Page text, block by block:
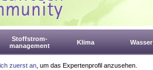
Stoffstrom-
management
Klima Wasser
zuerst an , um das Expertenprofil anzusehen.